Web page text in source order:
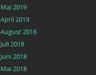
Mai 2019
April 2019
August 2018
Juli 2018
Juni 2018
Mai 2018